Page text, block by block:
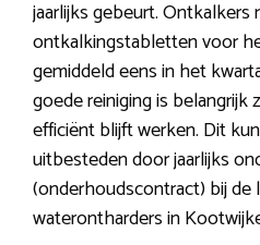
jaarlijks gebeurt. Ontkalkers
ontkalkingstabletten voor
gemiddeld eens in het
goede reiniging is
efficiënt blijft werken. Dit
uitbesteden door jaarlijks
(onderhoudscontract) bij de
waterontharders in